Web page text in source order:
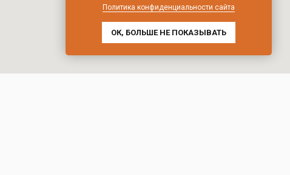
Политика конфиденциальности сайта
ОК, БОЛЬШЕ НЕ ПОКАЗЫВАТЬ